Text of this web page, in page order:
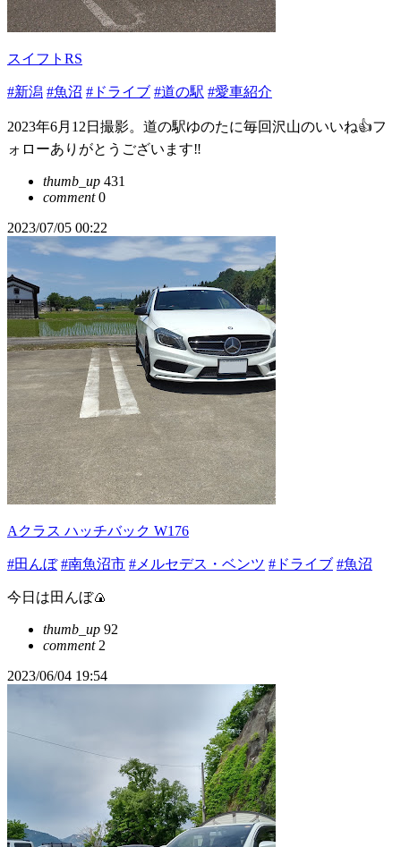
スイフトRS
#新潟 #魚沼 #ドライブ #道の駅 #愛車紹介
2023年6月12日撮影。道の駅ゆのたに毎回沢山のいいね👍フ
ォローありがとうございます‼️
thumb_up 431
comment0
2023/07/05 00:22
Aクラス ハッチバック W176
#田んぼ #南魚沼市 #メルセデス・ベンツ #ドライブ #魚沼
今日は田んぼ🍙
thumb_up 92
comment2
2023/06/04 19:54